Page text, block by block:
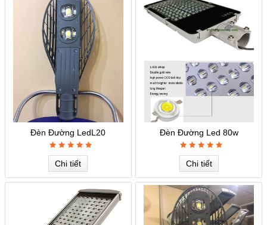
Đèn Đường LedL20
Chi tiết
Đèn Đường Led 80w
Chi tiết